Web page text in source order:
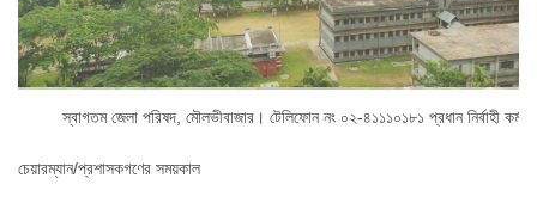
স্বাগতম জেলা পরিষদ, মৌলভীবাজার। টেলিফোন নং ০২-৪১১১০১৮১ প্রধান নির্বাহী
চেয়ারম্যান/প্রশাসকগণের সময়কাল